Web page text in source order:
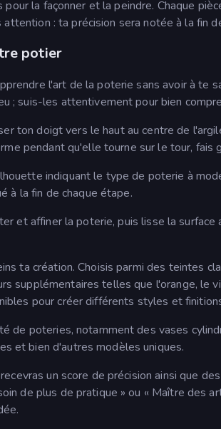
la façonner et la peindre. Chaque
: ta précision sera notée à la fin
potier
l'art de la poterie sans avoir à te
; suis-les attentivement pour bien
ton doigt vers le haut au centre de
pendant qu'elle tourne sur le tour,
indiquant le type de poterie à
à la fin de chaque étape.
et affiner la poterie, puis lisse la
ta création. Choisis parmi des teintes
supplémentaires telles que l'orange, le
pour créer différents styles et
de poteries, notamment des vases
et bien d'autres modèles uniques.
un score de précision ainsi que
de plus de pratique » ou « Maître des